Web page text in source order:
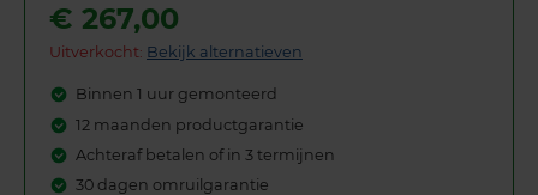
€ 267,00
Uitverkocht: Bekijk alternatieven
Binnen 1 uur gemonteerd
12 maanden productgarantie
Achteraf betalen of in 3 termijnen
30 dagen omruilgarantie